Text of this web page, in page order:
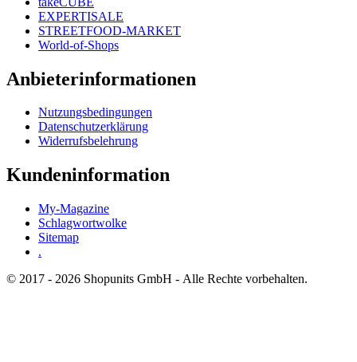
EXPERTISALE
STREETFOOD-MARKET
World-of-Shops
Anbieterinformationen
Nutzungsbedingungen
Datenschutzerklärung
Widerrufsbelehrung
Kundeninformation
My-Magazine
Schlagwortwolke
Sitemap
.
© 2017 - 2026 Shopunits GmbH - Alle Rechte vorbehalten.